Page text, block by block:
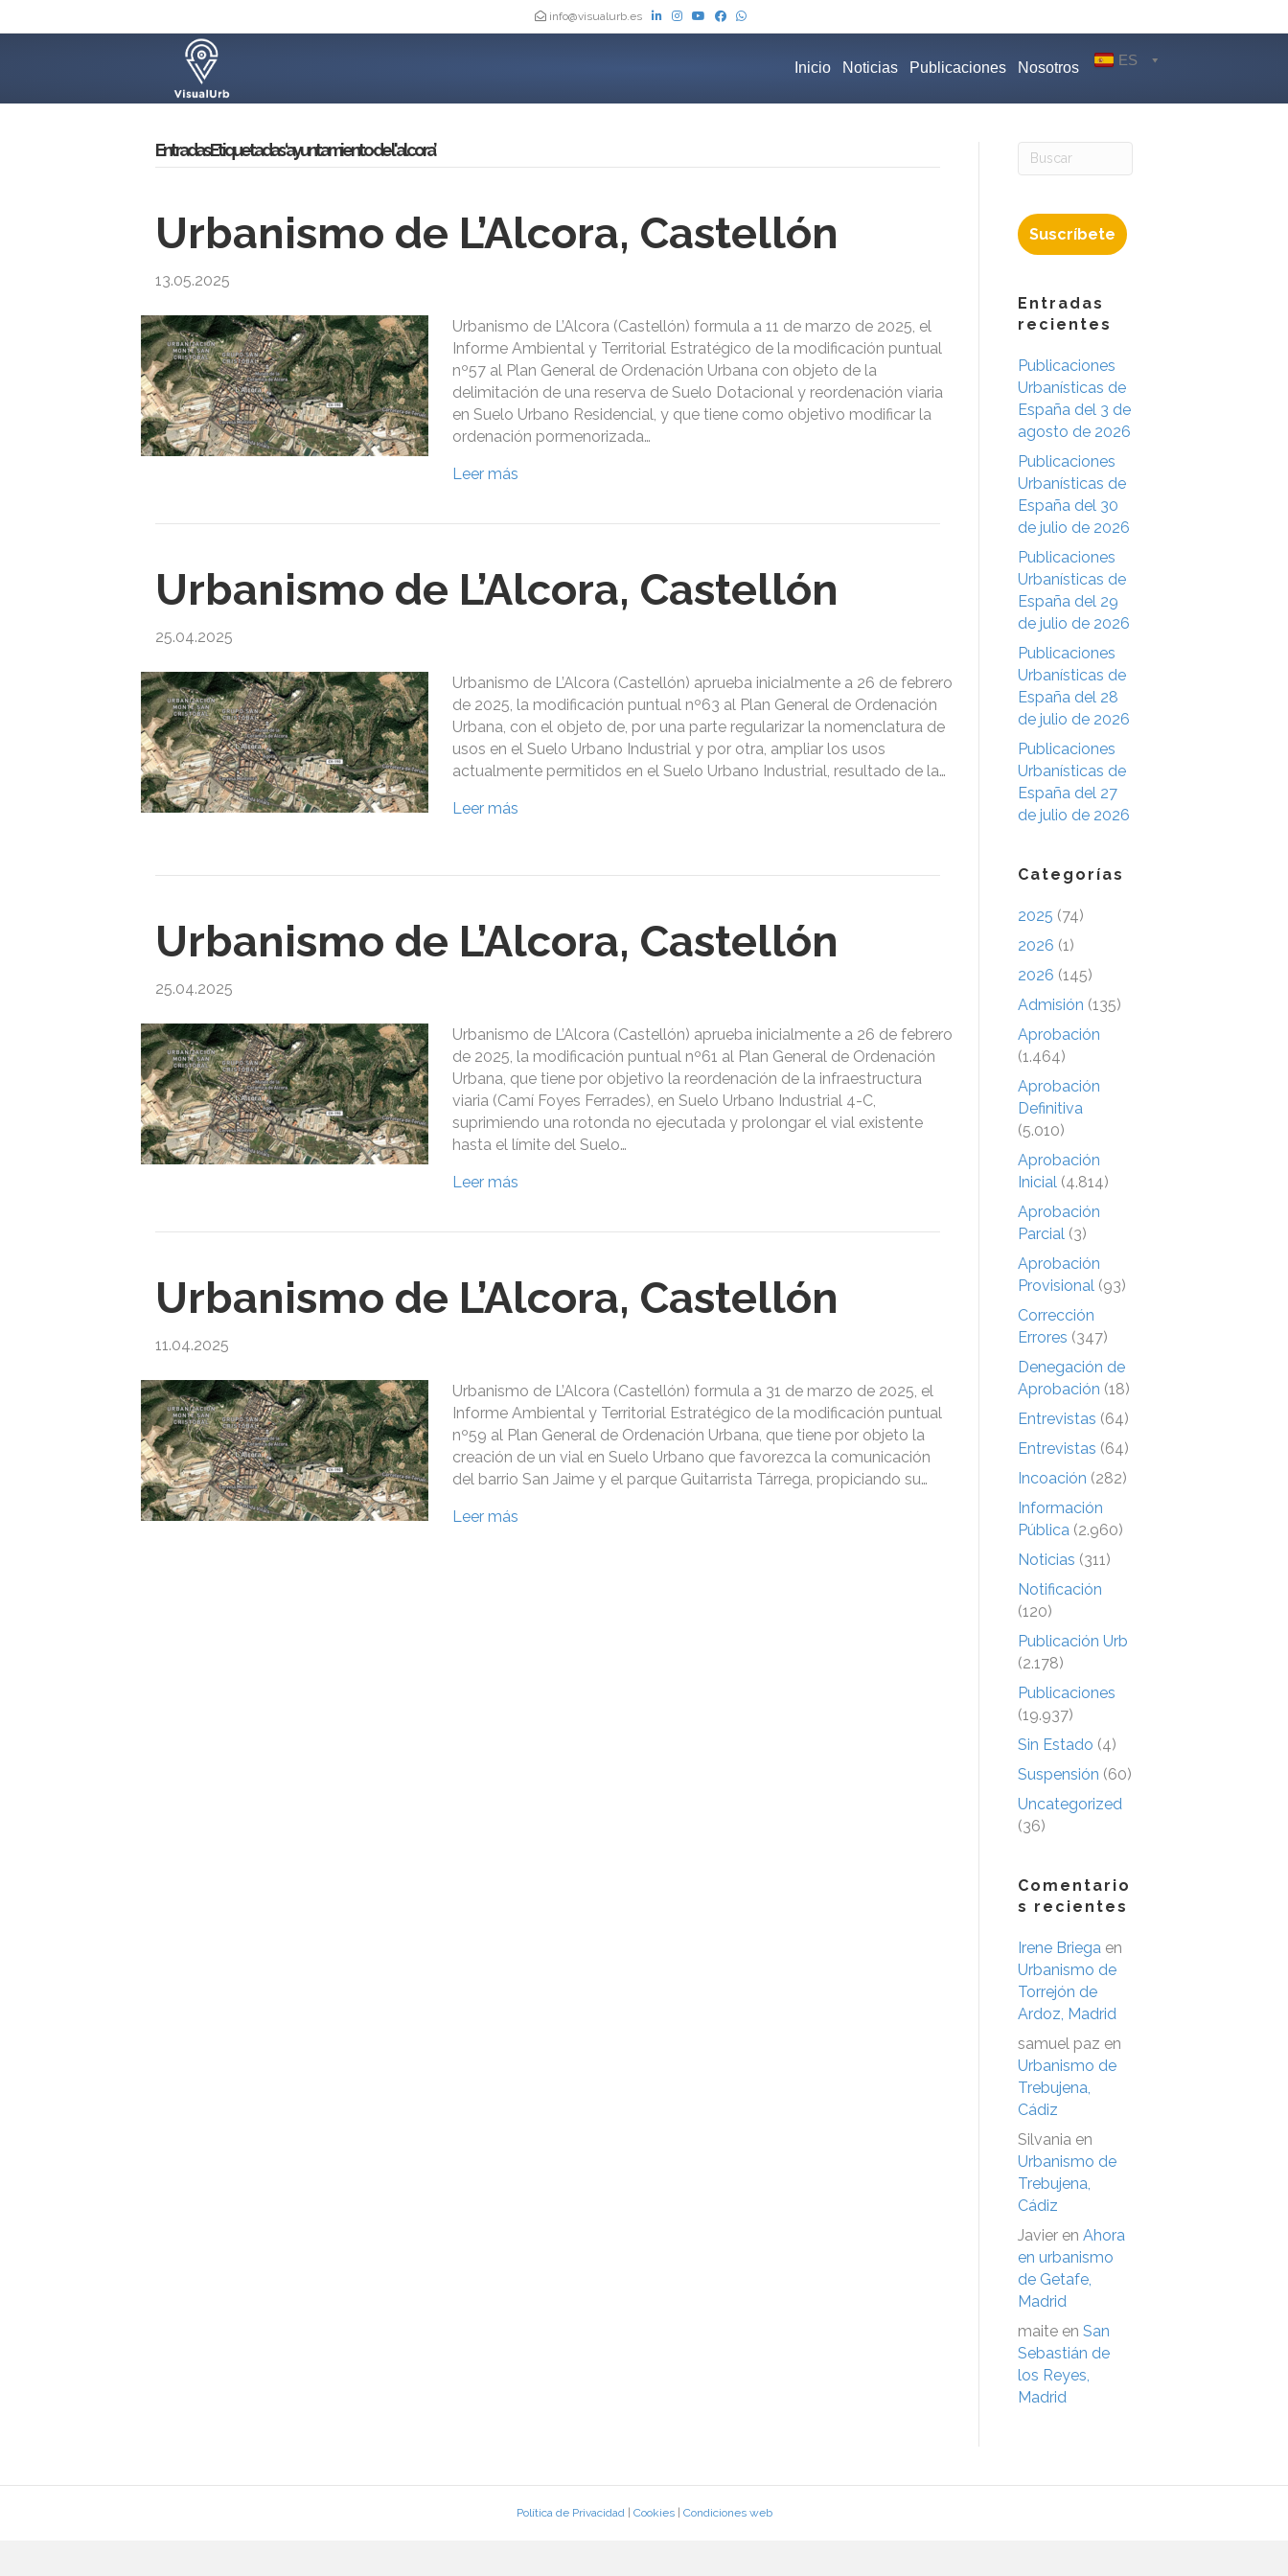
info@visualurb.es
Inicio Noticias Publicaciones Nosotros ES
Entradas Etiquetadas ‘ayuntamiento de l'alcora’
Urbanismo de L’Alcora, Castellón
13.05.2025
Urbanismo de L’Alcora (Castellón) formula a 11 de marzo de 2025, el
Informe Ambiental y Territorial Estratégico de la modificación puntual
nº57 al Plan General de Ordenación Urbana con objeto de la
delimitación de una reserva de Suelo Dotacional y reordenación viaria
en Suelo Urbano Residencial, y que tiene como objetivo modificar la
ordenación pormenorizada…
Leer más
Urbanismo de L’Alcora, Castellón
25.04.2025
Urbanismo de L’Alcora (Castellón) aprueba inicialmente a 26 de febrero
de 2025, la modificación puntual nº63 al Plan General de Ordenación
Urbana, con el objeto de, por una parte regularizar la nomenclatura de
usos en el Suelo Urbano Industrial y por otra, ampliar los usos
actualmente permitidos en el Suelo Urbano Industrial, resultado de la…
Leer más
Urbanismo de L’Alcora, Castellón
25.04.2025
Urbanismo de L’Alcora (Castellón) aprueba inicialmente a 26 de febrero
de 2025, la modificación puntual nº61 al Plan General de Ordenación
Urbana, que tiene por objetivo la reordenación de la infraestructura
viaria (Camí Foyes Ferrades), en Suelo Urbano Industrial 4-C,
suprimiendo una rotonda no ejecutada y prolongar el vial existente
hasta el límite del Suelo…
Leer más
Urbanismo de L’Alcora, Castellón
11.04.2025
Urbanismo de L’Alcora (Castellón) formula a 31 de marzo de 2025, el
Informe Ambiental y Territorial Estratégico de la modificación puntual
nº59 al Plan General de Ordenación Urbana, que tiene por objeto la
creación de un vial en Suelo Urbano que favorezca la comunicación
del barrio San Jaime y el parque Guitarrista Tárrega, propiciando su…
Leer más
Suscríbete
Entradas
recientes
Publicaciones
Urbanísticas de
España del 3 de
agosto de 2026
Publicaciones
Urbanísticas de
España del 30
de julio de 2026
Publicaciones
Urbanísticas de
España del 29
de julio de 2026
Publicaciones
Urbanísticas de
España del 28
de julio de 2026
Publicaciones
Urbanísticas de
España del 27
de julio de 2026
Categorías
2025 (74)
2026 (1)
2026 (145)
Admisión (135)
Aprobación
(1.464)
Aprobación
Definitiva
(5.010)
Aprobación
Inicial (4.814)
Aprobación
Parcial (3)
Aprobación
Provisional (93)
Corrección
Errores (347)
Denegación de
Aprobación (18)
Entrevistas (64)
Entrevistas (64)
Incoación (282)
Información
Pública (2.960)
Noticias (311)
Notificación
(120)
Publicación Urb
(2.178)
Publicaciones
(19.937)
Sin Estado (4)
Suspensión (60)
Uncategorized
(36)
Comentario
s recientes
Irene Briega en
Urbanismo de
Torrejón de
Ardoz, Madrid
samuel paz en
Urbanismo de
Trebujena,
Cádiz
Silvania en
Urbanismo de
Trebujena,
Cádiz
Javier en Ahora
en urbanismo
de Getafe,
Madrid
maite en San
Sebastián de
los Reyes,
Madrid
Política de Privacidad| Cookies| Condiciones web